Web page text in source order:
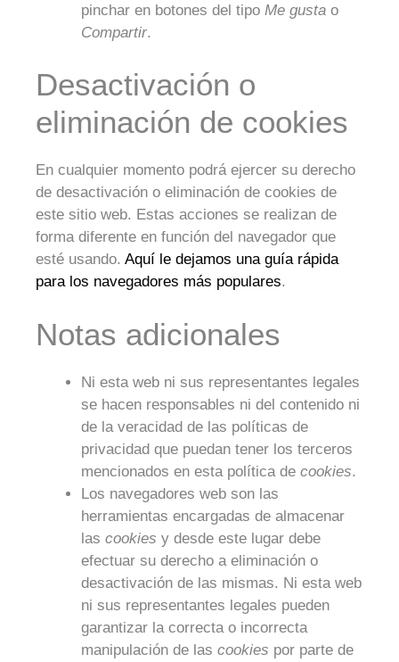
pinchar en botones del tipo Me gusta o
Compartir.
Desactivación o
eliminación de cookies
En cualquier momento podrá ejercer su derecho
de desactivación o eliminación de cookies de
este sitio web. Estas acciones se realizan de
forma diferente en función del navegador que
esté usando. Aquí le dejamos una guía rápida
para los navegadores más populares.
Notas adicionales
Ni esta web ni sus representantes legales
se hacen responsables ni del contenido ni
de la veracidad de las políticas de
privacidad que puedan tener los terceros
mencionados en esta política de cookies.
Los navegadores web son las
herramientas encargadas de almacenar
las cookies y desde este lugar debe
efectuar su derecho a eliminación o
desactivación de las mismas. Ni esta web
ni sus representantes legales pueden
garantizar la correcta o incorrecta
manipulación de las cookies por parte de